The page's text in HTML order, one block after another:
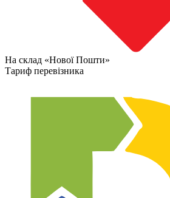
На склад «Нової Пошти»
Тариф перевізника